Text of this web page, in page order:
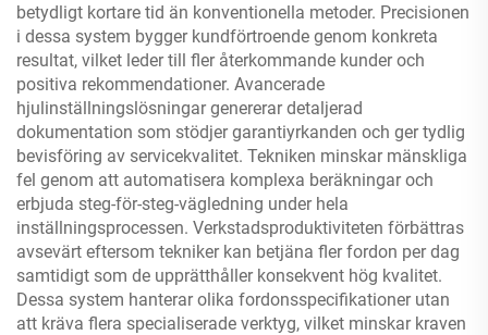
betydligt kortare tid än konventionella metoder. Precisionen
i dessa system bygger kundförtroende genom konkreta
resultat, vilket leder till fler återkommande kunder och
positiva rekommendationer. Avancerade
hjulinställningslösningar genererar detaljerad
dokumentation som stödjer garantiyrkanden och ger tydlig
bevisföring av servicekvalitet. Tekniken minskar mänskliga
fel genom att automatisera komplexa beräkningar och
erbjuda steg-för-steg-vägledning under hela
inställningsprocessen. Verkstadsproduktiviteten förbättras
avsevärt eftersom tekniker kan betjäna fler fordon per dag
samtidigt som de upprätthåller konsekvent hög kvalitet.
Dessa system hanterar olika fordonsspecifikationer utan
att kräva flera specialiserade verktyg, vilket minskar kraven